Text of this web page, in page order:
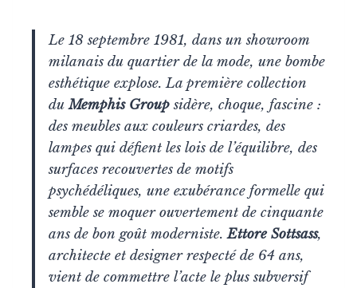
Le 18 septembre 1981, dans un showroom
milanais du quartier de la mode, une bombe
esthétique explose. La première collection
duMemphis Groupsidère, choque, fascine :
des meubles aux couleurs criardes, des
lampes qui défient les lois de l’équilibre, des
surfaces recouvertes de motifs
psychédéliques, une exubérance formelle qui
semble se moquer ouvertement de cinquante
ans de bon goût moderniste.Ettore Sottsass,
architecte et designer respecté de 64 ans,
vient de commettre l’acte le plus subversif